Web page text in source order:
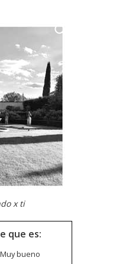
x ti
que es:
Muy bueno